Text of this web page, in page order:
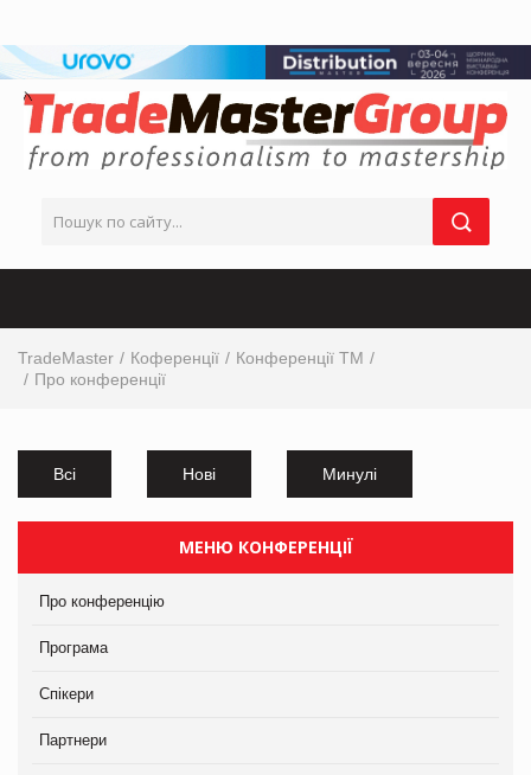
TradeMaster Коференції
Конференції ТМ
Про конференції
Всі Нові Минулі
МЕНЮ КОНФЕРЕНЦІЇ
Про конференцію
Програма
Спікери
Партнери